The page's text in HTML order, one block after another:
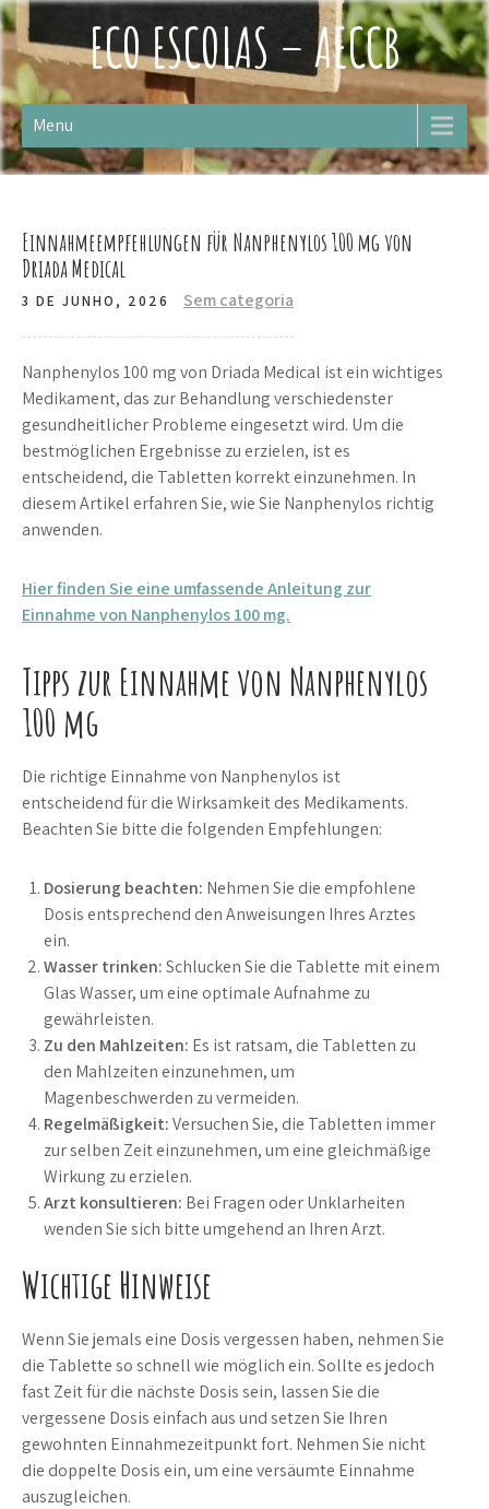
Skip
to
content
ECO ESCOLAS – AECCB
Menu
Einnahmeempfehlungen für Nanphenylos 100 mg von
Driada Medical
3 DE JUNHO, 2026 Sem categoria
Nanphenylos 100 mg von Driada Medical ist ein wichtiges
Medikament, das zur Behandlung verschiedenster
gesundheitlicher Probleme eingesetzt wird. Um die
bestmöglichen Ergebnisse zu erzielen, ist es
entscheidend, die Tabletten korrekt einzunehmen. In
diesem Artikel erfahren Sie, wie Sie Nanphenylos richtig
anwenden.
Hier finden Sie eine umfassende Anleitung zur
Einnahme von Nanphenylos 100 mg.
Tipps zur Einnahme von Nanphenylos
100 mg
Die richtige Einnahme von Nanphenylos ist
entscheidend für die Wirksamkeit des Medikaments.
Beachten Sie bitte die folgenden Empfehlungen:
Dosierung beachten: Nehmen Sie die empfohlene
Dosis entsprechend den Anweisungen Ihres Arztes
ein.
Wasser trinken:Schlucken Sie die Tablette mit einem
Glas Wasser, um eine optimale Aufnahme zu
gewährleisten.
Zu den Mahlzeiten: Es ist ratsam, die Tabletten zu
den Mahlzeiten einzunehmen, um
Magenbeschwerden zu vermeiden.
Regelmäßigkeit:Versuchen Sie, die Tabletten immer
zur selben Zeit einzunehmen, um eine gleichmäßige
Wirkung zu erzielen.
Arzt konsultieren: Bei Fragen oder Unklarheiten
wenden Sie sich bitte umgehend an Ihren Arzt.
Wichtige Hinweise
Wenn Sie jemals eine Dosis vergessen haben, nehmen Sie
die Tablette so schnell wie möglich ein. Sollte es jedoch
fast Zeit für die nächste Dosis sein, lassen Sie die
vergessene Dosis einfach aus und setzen Sie Ihren
gewohnten Einnahmezeitpunkt fort. Nehmen Sie nicht
die doppelte Dosis ein, um eine versäumte Einnahme
auszugleichen.